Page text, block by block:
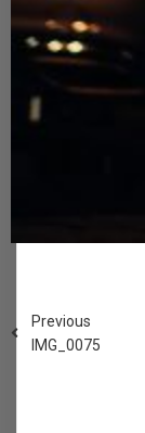
Previous
IMG_0075